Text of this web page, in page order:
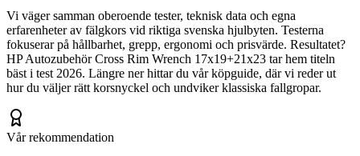
Vi väger samman oberoende tester, teknisk data och egna
erfarenheter av fälgkors vid riktiga svenska hjulbyten. Testerna
fokuserar på hållbarhet, grepp, ergonomi och prisvärde. Resultatet?
HP Autozubehör Cross Rim Wrench 17x19+21x23 tar hem titeln
bäst i test 2026. Längre ner hittar du vår köpguide, där vi reder ut
hur du väljer rätt korsnyckel och undviker klassiska fallgropar.
Vår rekommendation